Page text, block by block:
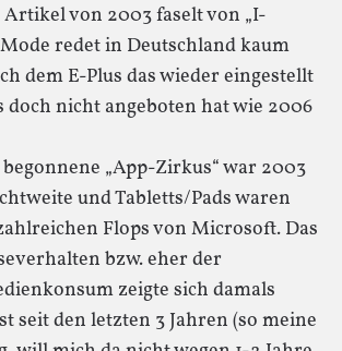
von 2003 faselt von „I-
redet in Deutschland kaum
dem E-Plus das wieder eingestellt
doch nicht angeboten hat wie 2006
„App-Zirkus“ war 2003
und Tabletts/Pads waren
Flops von Microsoft. Das
bzw. eher der
zeigte sich damals
seit den letzten 3 Jahren (so meine